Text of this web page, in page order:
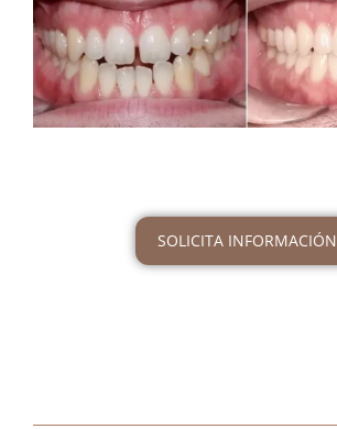
SOLICITA INFORMACIÓN